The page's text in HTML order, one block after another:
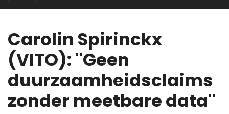
Carolin Spirinckx
(VITO): "Geen
duurzaamheidsclaims
zonder meetbare data"